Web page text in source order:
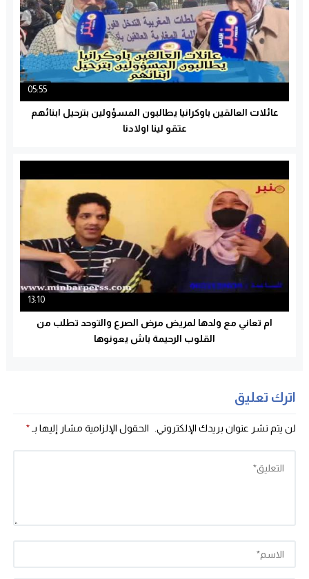
05:55
عائلات العالقين باوكرانيا يطالبون المسؤولين بترحيل ابنائهم
عتقو لينا اولادنا
13:10
ام تعاني مع ولدها لمريض مرض الصرع والتوحد تطلب من
القلوب الرحيمة باش يعونوها
اترك تعليق
لن يتم نشر عنوان بريدك الإلكتروني. الحقول الإلزامية مشار إليها بـ*